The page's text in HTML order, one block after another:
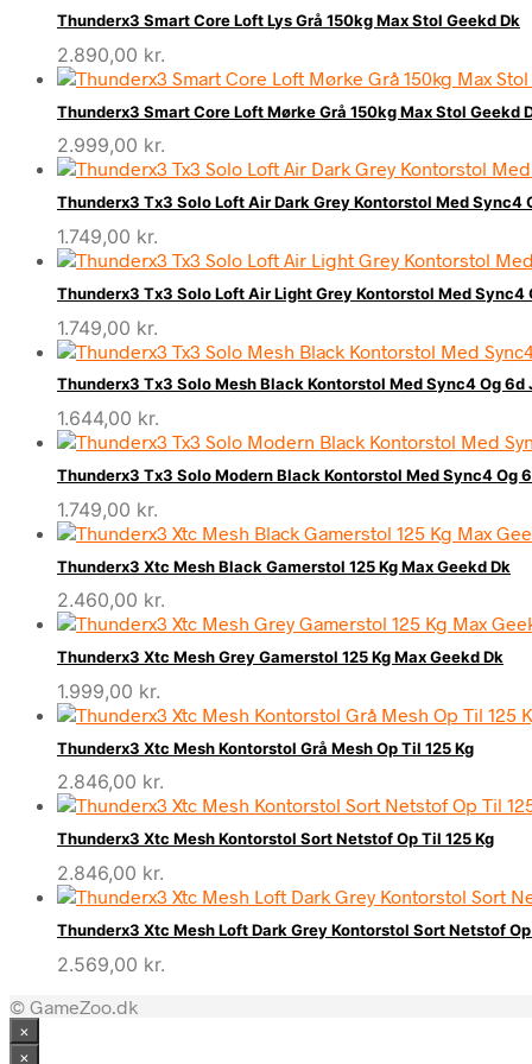
Thunderx3 Smart Core Loft Lys Grå 150kg Max Stol Geekd Dk
2.890,00 kr.
Thunderx3 Smart Core Loft Mørke Grå 150kg Max Stol Geekd
2.999,00 kr.
Thunderx3 Tx3 Solo Loft Air Dark Grey Kontorstol Med Sync4
1.749,00 kr.
Thunderx3 Tx3 Solo Loft Air Light Grey Kontorstol Med Sync4
1.749,00 kr.
Thunderx3 Tx3 Solo Mesh Black Kontorstol Med Sync4 Og 6d
1.644,00 kr.
Thunderx3 Tx3 Solo Modern Black Kontorstol Med Sync4 Og
1.749,00 kr.
Thunderx3 Xtc Mesh Black Gamerstol 125 Kg Max Geekd Dk
2.460,00 kr.
Thunderx3 Xtc Mesh Grey Gamerstol 125 Kg Max Geekd Dk
1.999,00 kr.
Thunderx3 Xtc Mesh Kontorstol Grå Mesh Op Til 125 Kg
2.846,00 kr.
Thunderx3 Xtc Mesh Kontorstol Sort Netstof Op Til 125 Kg
2.846,00 kr.
Thunderx3 Xtc Mesh Loft Dark Grey Kontorstol Sort Netstof
2.569,00 kr.
© GameZoo.dk
×
×